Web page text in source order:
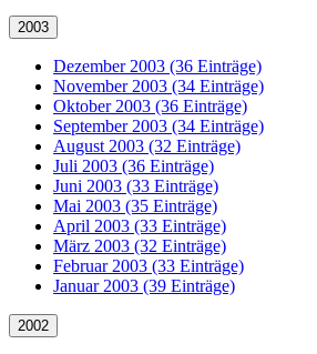
2003
Dezember 2003 (36 Einträge)
November 2003 (34 Einträge)
Oktober 2003 (36 Einträge)
September 2003 (34 Einträge)
August 2003 (32 Einträge)
Juli 2003 (36 Einträge)
Juni 2003 (33 Einträge)
Mai 2003 (35 Einträge)
April 2003 (33 Einträge)
März 2003 (32 Einträge)
Februar 2003 (33 Einträge)
Januar 2003 (39 Einträge)
2002